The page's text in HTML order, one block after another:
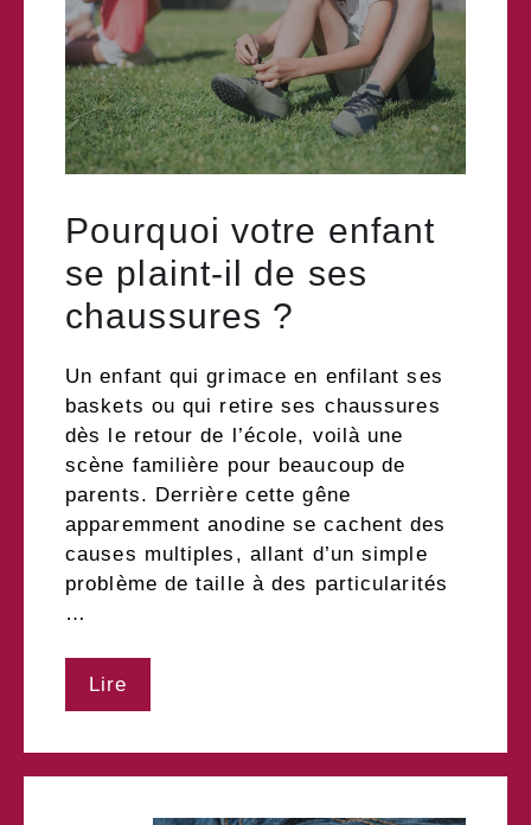
Pourquoi votre enfant
se plaint-il de ses
chaussures ?
Un enfant qui grimace en enfilant ses
baskets ou qui retire ses chaussures
dès le retour de l’école, voilà une
scène familière pour beaucoup de
parents. Derrière cette gêne
apparemment anodine se cachent des
causes multiples, allant d’un simple
problème de taille à des particularités
…
Lire